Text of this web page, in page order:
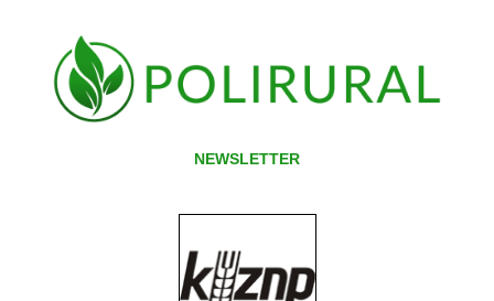
NEWSLETTER